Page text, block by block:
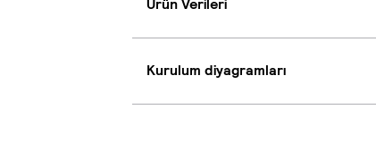
Ürün Verileri
Kurulum diyagramları